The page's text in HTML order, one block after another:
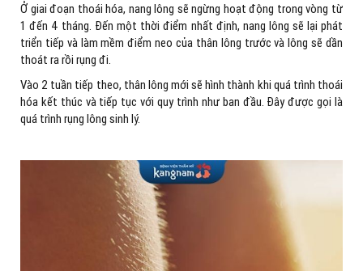
Ở giai đoạn thoái hóa, nang lông sẽ ngừng hoạt động trong vòng từ
1 đến 4 tháng. Đến một thời điểm nhất định, nang lông sẽ lại phát
triển tiếp và làm mềm điểm neo của thân lông trước và lông sẽ dần
thoát ra rồi rụng đi.
Vào 2 tuần tiếp theo, thân lông mới sẽ hình thành khi quá trình thoái
hóa kết thúc và tiếp tục với quy trình như ban đầu. Đây được gọi là
quá trình rụng lông sinh lý.